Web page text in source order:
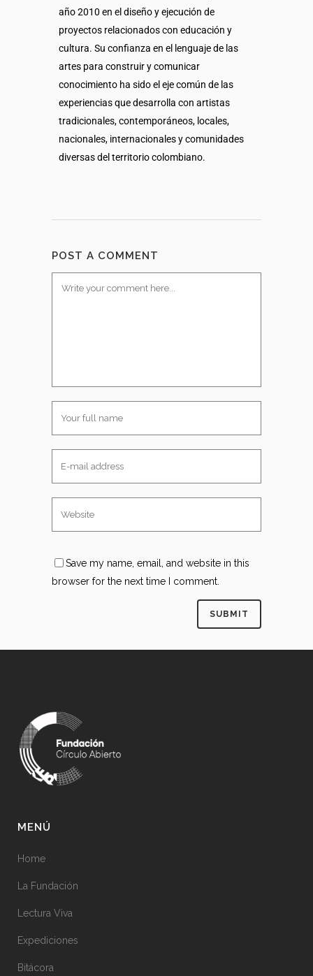
año 2010 en el diseño y ejecución de
proyectos relacionados con educación y
cultura. Su confianza en el lenguaje de las
artes para construir y comunicar
conocimiento ha sido el eje común de las
experiencias que desarrolla con artistas
tradicionales, contemporáneos, locales,
nacionales, internacionales y comunidades
diversas del territorio colombiano.
POST A COMMENT
Save my name, email, and website in this
browser for the next time I comment.
MENÚ
Home
La Fundación
Lectura Viva
Expediciones
Bitácora